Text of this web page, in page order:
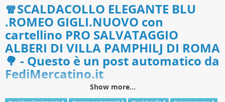
🧣SCALDACOLLO ELEGANTE BLU
.ROMEO GIGLI.NUOVO con
cartellino PRO SALVATAGGIO
ALBERI DI VILLA PAMPHILJ DI ROMA
🌳 - Questo è un post automatico da
FediMercatino.it
Show more...